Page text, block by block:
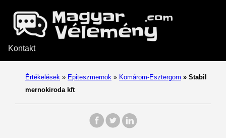
Kontakt
Értékelések » Epiteszmernok » Komárom-Esztergom » Stabil
mernokiroda kft